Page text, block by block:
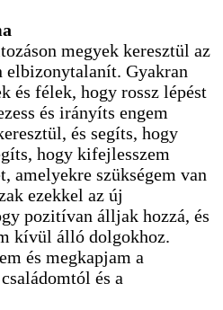
megyek keresztül az
elbizonytalanít. Gyakran
és félek, hogy rossz lépést
és irányíts engem
és segíts, hogy
hogy kifejlesszem
amelyekre szükségem van
ezekkel az új
pozitívan álljak hozzá, és
kívül álló dolgokhoz.
és megkapjam a
és a